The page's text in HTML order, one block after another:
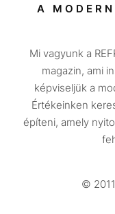
A
Mi vagyunk a
magazin, ami
képviseljük a
Értékeinken
építeni, amely
©